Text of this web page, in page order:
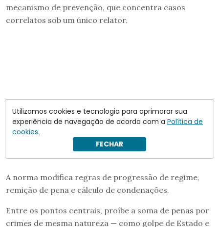
mecanismo de prevenção, que concentra casos
correlatos sob um único relator.
A norma modifica regras de progressão de regime,
remição de pena e cálculo de condenações.
Entre os pontos centrais, proíbe a soma de penas por
crimes de mesma natureza — como golpe de Estado e
Utilizamos cookies e tecnologia para aprimorar sua
experiência de navegação de acordo com a Política de
cookies.
FECHAR